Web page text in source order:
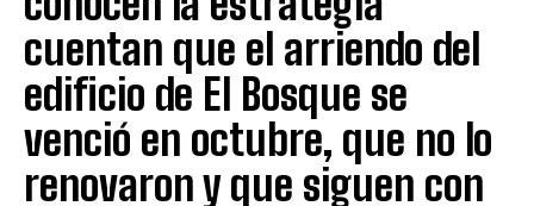
cuentan que el arriendo del
edificio de El Bosque se
venció en octubre, que no lo
renovaron y que siguen con